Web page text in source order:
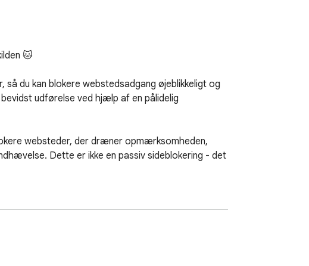
🐱
du kan blokere webstedsadgang øjeblikkeligt og
udførelse ved hjælp af en pålidelig
websteder, der dræner opmærksomheden,
Dette er ikke en passiv sideblokering - det